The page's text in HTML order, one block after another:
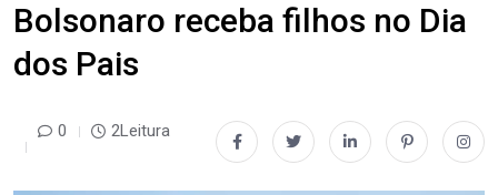
Bolsonaro receba filhos no Dia
dos Pais
0 2Leitura